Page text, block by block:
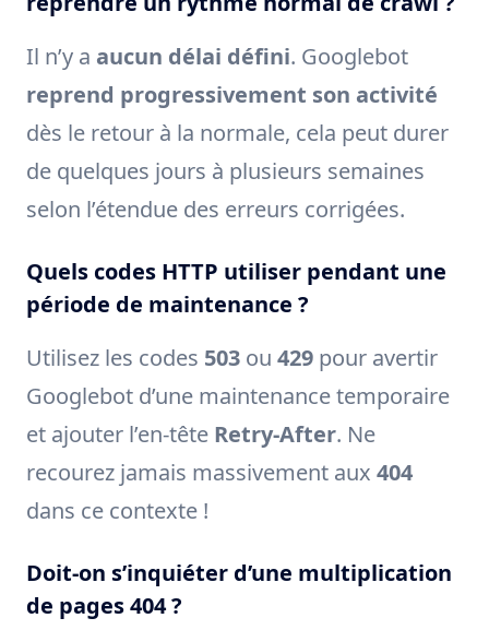
Il n’y a aucun délai défini. Googlebot
reprend progressivement son activité
dès le retour à la normale, cela peut durer
de quelques jours à plusieurs semaines
selon l’étendue des erreurs corrigées.
Quels codes HTTP utiliser pendant une
période de maintenance ?
Utilisez les codes 503 ou 429 pour avertir
Googlebot d’une maintenance temporaire
et ajouter l’en-tête Retry-After. Ne
recourez jamais massivement aux 404
dans ce contexte !
Doit-on s’inquiéter d’une multiplication
de pages 404 ?